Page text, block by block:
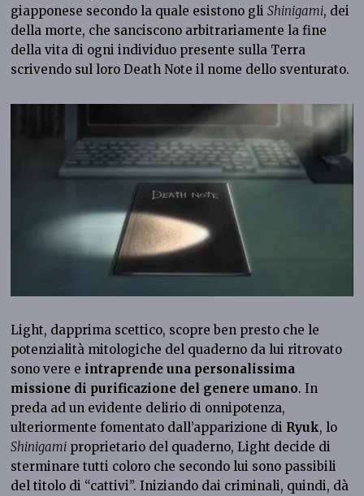
giapponese secondo la quale esistono gliShinigami, dei
della morte, che sanciscono arbitrariamente la fine
della vita di ogni individuo presente sulla Terra
scrivendo sul loro Death Note il nome dello sventurato.
Light, dapprima scettico, scopre ben presto che le
potenzialità mitologiche del quaderno da lui ritrovato
sono vere e intraprende una personalissima
missione di purificazione del genere umano. In
preda ad un evidente delirio di onnipotenza,
ulteriormente fomentato dall’apparizione di Ryuk, lo
Shinigami proprietario del quaderno, Light decide di
sterminare tutti coloro che secondo lui sono passibili
del titolo di “cattivi”. Iniziando dai criminali, quindi, dà